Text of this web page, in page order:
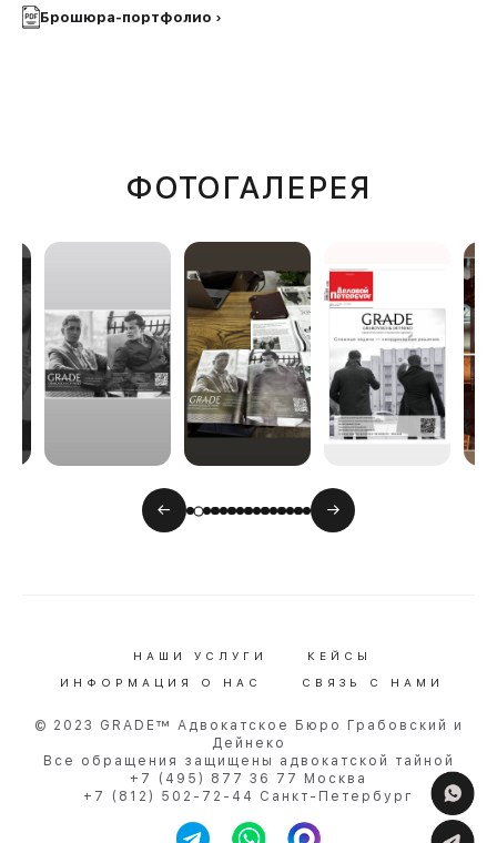
Брошюра-портфолио ›
ФОТОГАЛЕРЕЯ
← →
НАШИ УСЛУГИ
КЕЙСЫ
ИНФОРМАЦИЯ О НАС
СВЯЗЬ С НАМИ
© 2023 GRADE™ Адвокатское Бюро Грабовский и
Дейнеко
Все обращения защищены адвокатской тайной
+7 (495) 877 36 77 Москва
+7 (812) 502-72-44 Санкт-Петербург